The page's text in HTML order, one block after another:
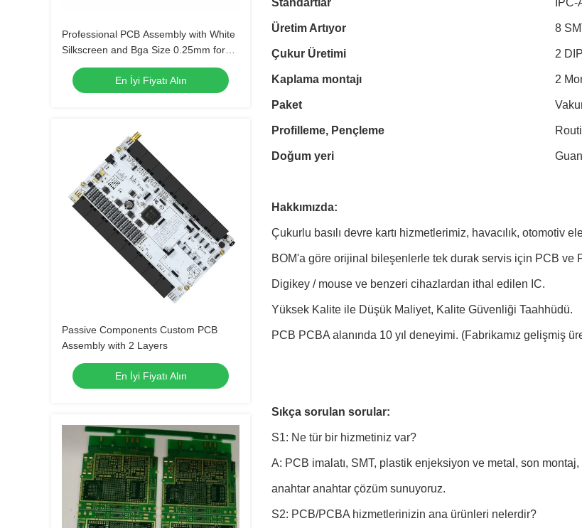
Professional PCB Assembly with White
Silkscreen and Bga Size 0.25mm for
Extreme Temperature Range -40 C -85
En İyi Fiyatı Alın
Passive Components Custom PCB
Assembly with 2 Layers
En İyi Fiyatı Alın
Standartlar IPC-
Üretim Artıyor 8
Çukur Üretimi 2
Kaplama montajı 2
Paket
Profilleme, Pençleme
Doğum yeri
Hakkımızda:
Çukurlu basılı devre kartı hizmetlerimiz, havacılık, otomotiv
BOM'a göre orijinal bileşenlerle tek durak servis için PCB ve
Digikey / mouse ve benzeri cihazlardan ithal edilen IC.
Yüksek Kalite ile Düşük Maliyet, Kalite Güvenliği Taahhüdü.
PCB PCBA alanında 10 yıl deneyimi. (Fabrikamız gelişmiş
Sıkça sorulan sorular:
S1: Ne tür bir hizmetiniz var?
A: PCB imalatı, SMT, plastik enjeksiyon ve metal, son
anahtar anahtar çözüm sunuyoruz.
S2: PCB/PCBA hizmetlerinizin ana ürünleri nelerdir?